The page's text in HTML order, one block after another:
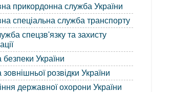
прикордонна служба України
спеціальна служба транспорту
спецзв'язку та захисту
України
розвідки України
державної охорони України